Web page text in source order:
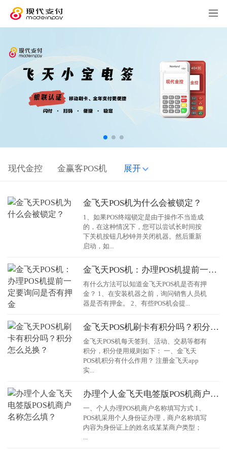
现代金控 金赢客POS机 展开
金飞天POS机为什么会被锁定？
1、如果POS终端锁定是由于操作不当造成
的，在这种情况下，您可以尝试长时间按
下关机按钮几秒钟并关闭机器。然后重新
启动，如...
金飞天POS机：办理POS机提前一定要询问是否有押金
有什么方法可以知道金飞天POS机是否有押
金？ 1、在安装机器之前，询问销售人员机
器是否有押金。 2、有些POS机会提...
金飞天POS机刷卡有积分吗？积分怎么兑换？
金飞天POS机每天签到、活动、交易等都有
积分，积分使用规则如下： 一、金飞天
POS机积分有什么作用？ 注册金飞天app
实...
办理个人金飞天电签版POS机商户名称怎么填？
一、个人办理POS机商户名称填写方式 1、
POS机采用个人身份证办理，商户名称填写
内容为身份证上的姓名或某某商户类型；
...